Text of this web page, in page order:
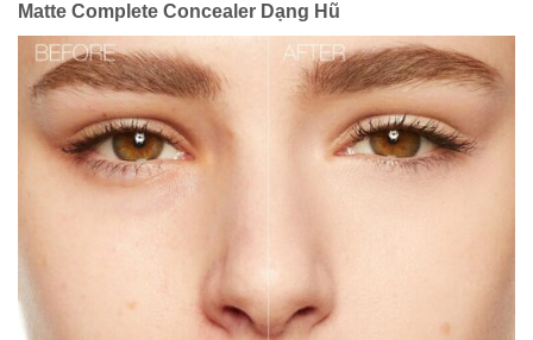
Matte Complete Concealer Dạng Hũ